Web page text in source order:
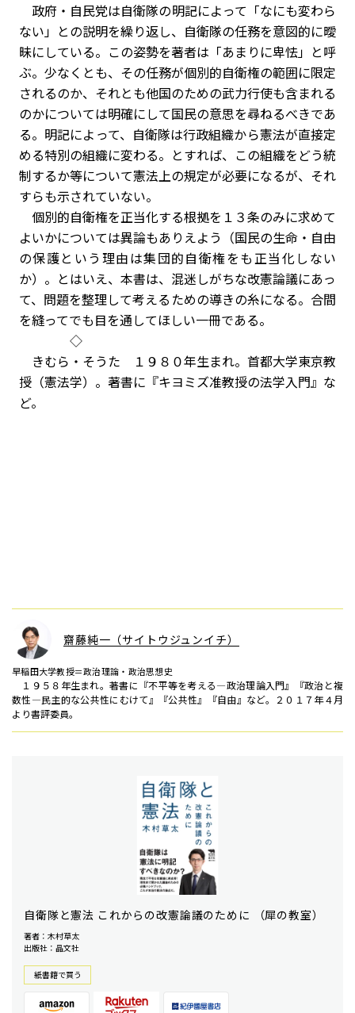
政府・自民党は自衛隊の明記によって「なにも変わら
ない」との説明を繰り返し、自衛隊の任務を意図的に曖
昧にしている。この姿勢を著者は「あまりに卑怯」と呼
ぶ。少なくとも、その任務が個別的自衛権の範囲に限定
されるのか、それとも他国のための武力行使も含まれる
のかについては明確にして国民の意思を尋ねるべきであ
る。明記によって、自衛隊は行政組織から憲法が直接定
める特別の組織に変わる。とすれば、この組織をどう統
制するか等について憲法上の規定が必要になるが、それ
すらも示されていない。
個別的自衛権を正当化する根拠を１３条のみに求めて
よいかについては異論もありえよう（国民の生命・自由
の保護という理由は集団的自衛権をも正当化しない
か）。とはいえ、本書は、混迷しがちな改憲論議にあっ
て、問題を整理して考えるための導きの糸になる。合間
を縫ってでも目を通してほしい一冊である。
◇
きむら・そうた １９８０年生まれ。首都大学東京教
授（憲法学）。著書に『キヨミズ准教授の法学入門』な
ど。
齋藤純一（サイトウジュンイチ）
早稲田大学教授＝政治理論・政治思想史
１９５８年生まれ。著書に『不平等を考える―政治理論入門』『政治と複
数性―民主的な公共性にむけて』『公共性』『自由』など。２０１７年４月
より書評委員。
自衛隊と憲法 これからの改憲論議のために （犀の教室）
著者：木村草太
出版社：晶文社
紙書籍で買う